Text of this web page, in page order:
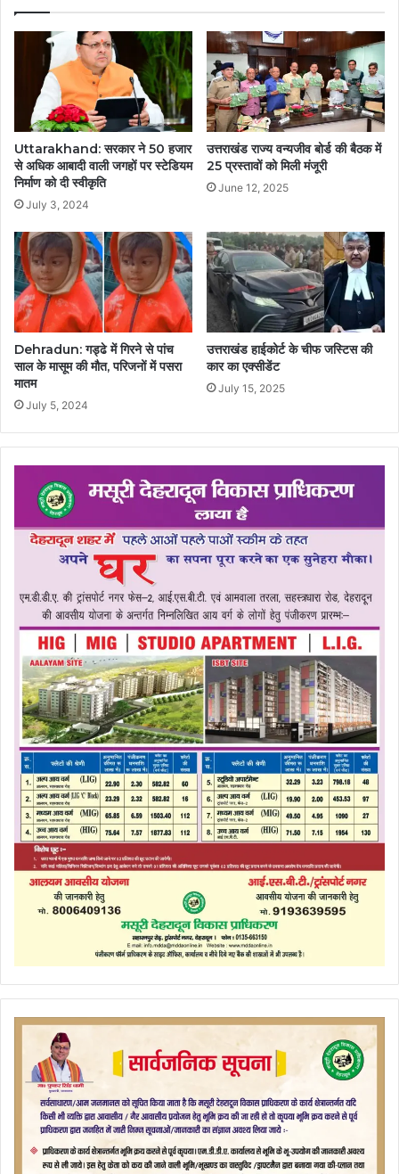
Uttarakhand: सरकार ने 50 हजार
से अधिक आबादी वाली जगहों पर स्टेडियम
निर्माण को दी स्वीकृति
July 3, 2024
उत्तराखंड राज्य वन्यजीव बोर्ड की बैठक में
25 प्रस्तावों को मिली मंजूरी
June 12, 2025
Dehradun: गड्ढे में गिरने से पांच
साल के मासूम की मौत, परिजनों में पसरा
मातम
July 5, 2024
उत्तराखंड हाईकोर्ट के चीफ जस्टिस की
कार का एक्सीडेंट
July 15, 2025